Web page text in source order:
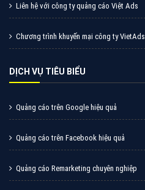
Liên hệ với công ty quảng cáo Việt Ads
Chương trình khuyến mại công ty VietAds
DỊCH VỤ TIÊU BIỂU
Quảng cáo trên Google hiệu quả
Quảng cáo trên Facebook hiệu quả
Quảng cáo Remarketing chuyên nghiệp